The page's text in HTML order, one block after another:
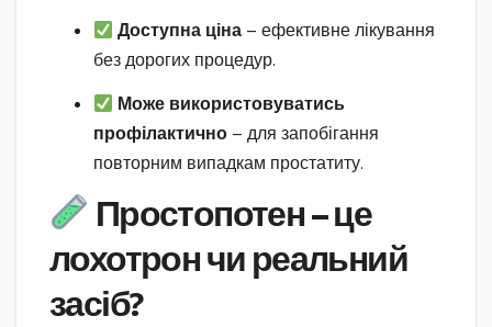
Доступна ціна – ефективне лікування
без дорогих процедур.
Може використовуватись
профілактично – для запобігання
повторним випадкам простатиту.
Простопотен – це
лохотрон чи реальний
засіб?